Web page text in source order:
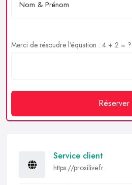
Merci de résoudre l'équation : 4 + 2 = ?
Réserver
Service client
https://proxilive.fr